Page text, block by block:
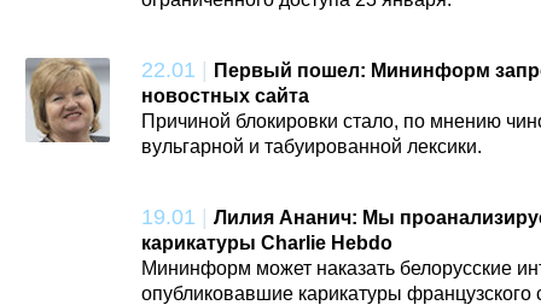
22.01
Первый пошел: Мининформ
новостных сайта
Причиной блокировки стало, по мнению
вульгарной и табуированной лексики.
19.01
Лилия Ананич: Мы
карикатуры Charlie Hebdo
Мининформ может наказать белорусские
опубликовавшие карикатуры французского